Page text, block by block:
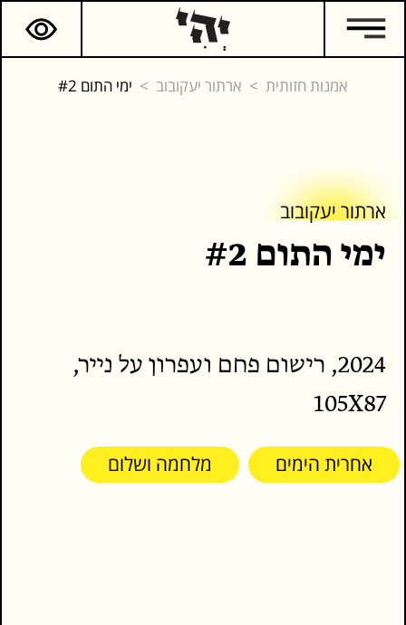
אמנות חזותית ארתור יעקובוב ימי התום #2
ארתור יעקובוב
ימי התום #2
2024, רישום פחם ועפרון על נייר,
105X87
אחרית הימים מלחמה ושלום